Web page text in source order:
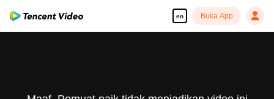
en Buka App